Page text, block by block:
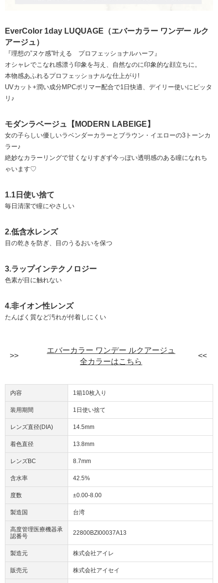
EverColor 1day LUQUAGE（エバーカラー ワンデー ルク
アージュ）
『理想の”ヌケ感”叶える プロフェッショナルハーフ』
オシャレでこなれ感漂う印象を与え、自然なのに印象的な顔立ちに。
本物感あふれるプロフェッショナルな仕上がり!
UVカット+潤い成分MPCポリマー配合で1日快適、デイリー使いにピッタ
リ♪
モダンラベージュ【MODERN LABEIGE】
女の子らしい優しいラベンダーカラーとブラウン・イエローの3トーンカ
ラー♪
絶妙なカラーリングで甘くなりすぎず今っぽい透明感のある瞳になれち
ゃいます♡
1.1日使い捨て
毎日清潔で瞳にやさしい
2.低含水レンズ
目の乾きを防ぎ、目のうるおいを保つ
3.ラップインテクノロジー
色素が目に触れない
4.非イオン性レンズ
たんぱく質など汚れが付着しにくい
エバーカラー ワンデー ルクアージュ
全カラーはこちら
内容 1箱10枚入り
装用期間 1日使い捨て
レンズ直径(DIA) 14.5mm
着色直径 13.8mm
レンズBC 8.7mm
含水率 42.5%
度数 ±0.00-8.00
製造国 台湾
高度管理医療機器承
認番号
22800BZI00037A13
製造元 株式会社アイレ
販売元 株式会社アイセイ